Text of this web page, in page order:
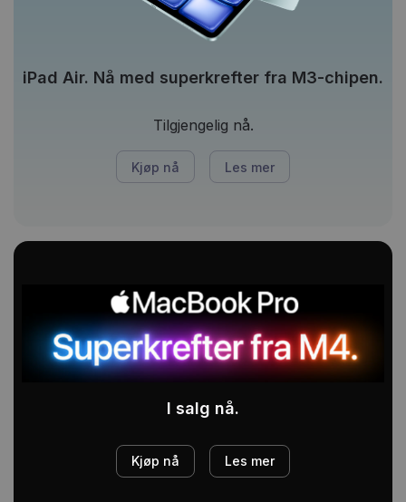
iPad Air. Nå med superkrefter fra M3-chipen.
Tilgjengelig nå.
Kjøp nå Les mer
I salg nå.
Kjøp nå Les mer